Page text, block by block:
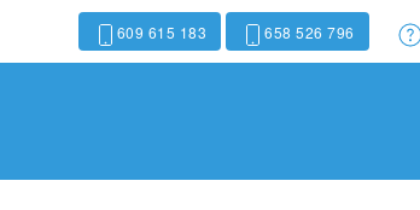
609 615 183 658 526 796